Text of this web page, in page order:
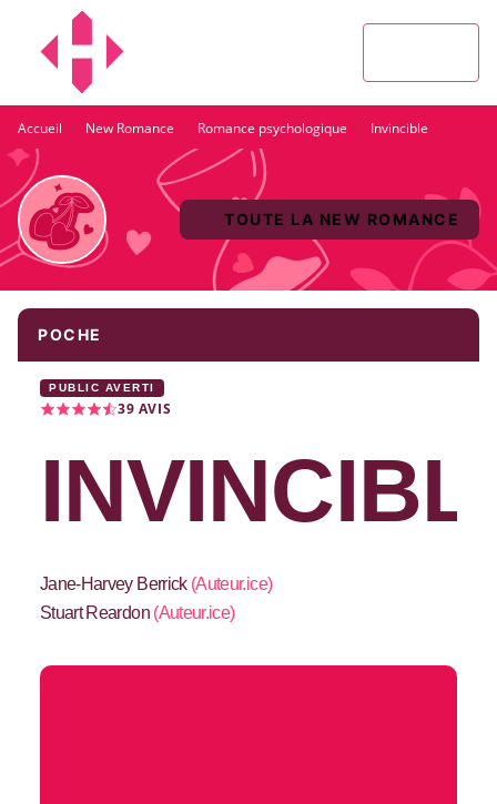
MENU
Accueil · New Romance · Romance psychologique · Invincible
TOUTE LA NEW ROMANCE
POCHE
PUBLIC AVERTI
39 AVIS
Jane-Harvey Berrick(Auteur.ice)
Stuart Reardon(Auteur.ice)